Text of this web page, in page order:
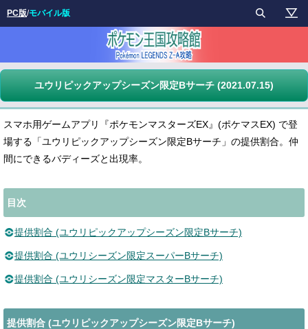
ユウリピックアップシーズン限定Bサーチ (2021.07.15)
スマホ用ゲームアプリ『ポケモンマスターズEX』(ポケマスEX) で登
場する「ユウリピックアップシーズン限定Bサーチ」の提供割合。仲
間にできるバディーズと出現率。
目次
提供割合 (ユウリピックアップシーズン限定Bサーチ)
提供割合 (ユウリシーズン限定スーパーBサーチ)
提供割合 (ユウリシーズン限定マスターBサーチ)
提供割合 (ユウリピックアップシーズン限定Bサーチ)
PC版/モバイル版